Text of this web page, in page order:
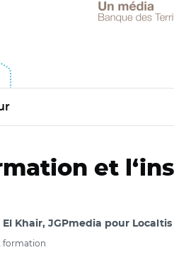
et
Khair, JGPmedia pour Localtis
formation